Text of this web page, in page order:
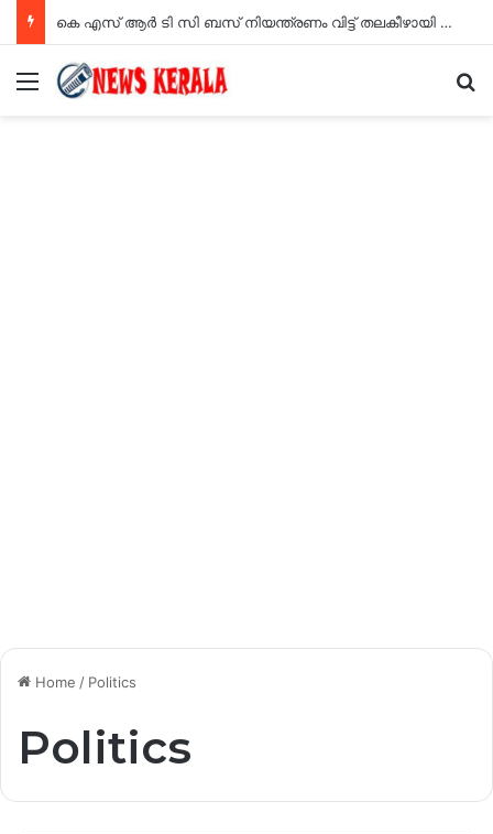
കെ എസ് ആർ ടി സി ബസ് നിയന്ത്രണം വിട്ട് തലകീഴായി മറിഞ്ഞു. ഡ്രൈവറും കണ്ടക്ടറും മരിച്ചു
Menu
Home / Politics
Politics